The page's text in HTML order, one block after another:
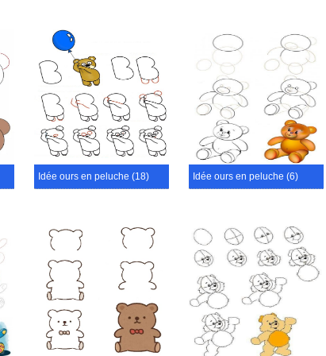
Idée ours en peluche (18) Idée ours en peluche (6)